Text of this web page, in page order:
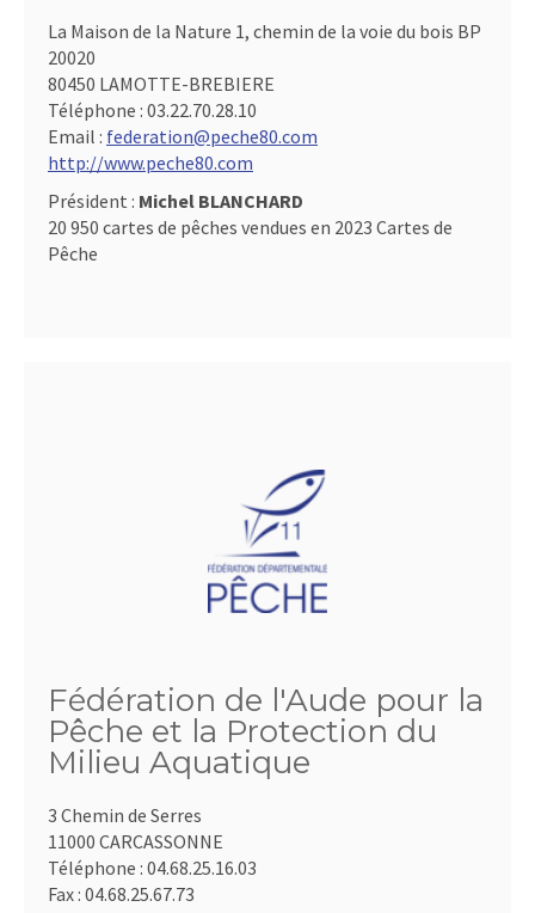
La Maison de la Nature 1, chemin de la voie du bois BP
20020
80450 LAMOTTE-BREBIERE
Téléphone : 03.22.70.28.10
Email : federation@peche80.com
http://www.peche80.com
Président : Michel BLANCHARD
20 950 cartes de pêches vendues en 2023 Cartes de
Pêche
Fédération de l'Aude pour la
Pêche et la Protection du
Milieu Aquatique
3 Chemin de Serres
11000 CARCASSONNE
Téléphone : 04.68.25.16.03
Fax : 04.68.25.67.73